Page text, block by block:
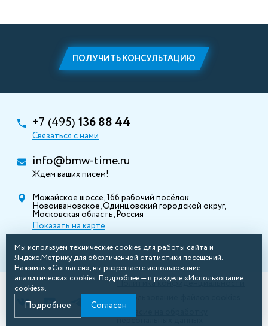
ПОЛУЧИТЬ КОНСУЛЬТАЦИЮ
+7 (495) 136 88 44
Связаться с нами
info@bmw-time.ru
Ждем ваших писем!
Можайское шоссе, 166 рабочий посёлок
Новоивановское, Одинцовский городской округ,
Московская область, Россия
Показать на карте
Политика конфиденциальности
Использование файлов cookies
персональных данных
Мы используем технические cookies для работы сайта и
Яндекс.Метрику для обезличенной статистики посещений.
Нажимая «Согласен», вы разрешаете использование
аналитических cookies. Подробнее — в разделе «Использование
cookies».
Подробнее Согласен